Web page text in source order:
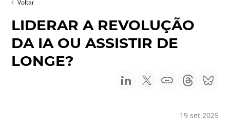
Voltar
LIDERAR A REVOLUÇÃO
DA IA OU ASSISTIR DE
LONGE?
19 set 2025